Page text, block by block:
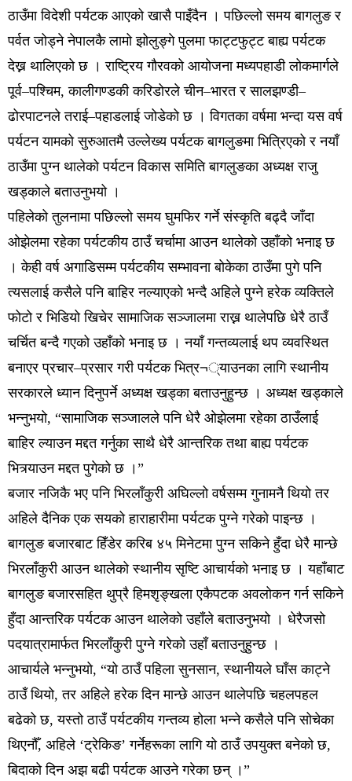
ठाउँमा विदेशी पर्यटक आएको खासै पाइँदैन । पछिल्लो समय बागलुङ र
पर्वत जोड्ने नेपालकै लामो झोलुङ्गे पुलमा फाट्टफुट्ट बाह्य पर्यटक
देख्न थालिएको छ । राष्ट्रिय गौरवको आयोजना मध्यपहाडी लोकमार्गले
पूर्व–पश्चिम, कालीगण्डकी करिडोरले चीन–भारत र सालझण्डी–
ढोरपाटनले तराई–पहाडलाई जोडेको छ । विगतका वर्षमा भन्दा यस वर्ष
पर्यटन यामको सुरुआतमै उल्लेख्य पर्यटक बागलुङमा भित्रिएको र नयाँ
ठाउँमा पुग्न थालेको पर्यटन विकास समिति बागलुङका अध्यक्ष राजु
खड्काले बताउनुभयो ।
पहिलेको तुलनामा पछिल्लो समय घुमफिर गर्ने संस्कृति बढ्दै जाँदा
ओझेलमा रहेका पर्यटकीय ठाउँ चर्चामा आउन थालेको उहाँको भनाइ छ
। केही वर्ष अगाडिसम्म पर्यटकीय सम्भावना बोकेका ठाउँमा पुगे पनि
त्यसलाई कसैले पनि बाहिर नल्याएको भन्दै अहिले पुग्ने हरेक व्यक्तिले
फोटो र भिडियो खिचेर सामाजिक सञ्जालमा राख्न थालेपछि धेरै ठाउँ
चर्चित बन्दै गएको उहाँको भनाइ छ । नयाँ गन्तव्यलाई थप व्यवस्थित
बनाएर प्रचार–प्रसार गरी पर्यटक भित्र¬्याउनका लागि स्थानीय
सरकारले ध्यान दिनुपर्ने अध्यक्ष खड्का बताउनुहुन्छ । अध्यक्ष खड्काले
भन्नुभयो, “सामाजिक सञ्जालले पनि धेरै ओझेलमा रहेका ठाउँलाई
बाहिर ल्याउन मद्दत गर्नुका साथै धेरै आन्तरिक तथा बाह्य पर्यटक
भित्र्याउन मद्दत पुगेको छ ।”
बजार नजिकै भए पनि भिरलाँकुरी अघिल्लो वर्षसम्म गुनामनै थियो तर
अहिले दैनिक एक सयको हाराहारीमा पर्यटक पुग्ने गरेको पाइन्छ ।
बागलुङ बजारबाट हिँडेर करिब ४५ मिनेटमा पुग्न सकिने हुँदा धेरै मान्छे
भिरलाँकुरी आउन थालेको स्थानीय सृष्टि आचार्यको भनाइ छ । यहाँबाट
बागलुङ बजारसहित थुप्रै हिमशृङ्खला एकैपटक अवलोकन गर्न सकिने
हुँदा आन्तरिक पर्यटक आउन थालेको उहाँले बताउनुभयो । धेरैजसो
पदयात्रामार्फत भिरलाँकुरी पुग्ने गरेको उहाँ बताउनुहुन्छ ।
आचार्यले भन्नुभयो, “यो ठाउँ पहिला सुनसान, स्थानीयले घाँस काट्ने
ठाउँ थियो, तर अहिले हरेक दिन मान्छे आउन थालेपछि चहलपहल
बढेको छ, यस्तो ठाउँ पर्यटकीय गन्तव्य होला भन्ने कसैले पनि सोचेका
थिएनौँ, अहिले ‘ट्रेकिङ’ गर्नेहरूका लागि यो ठाउँ उपयुक्त बनेको छ,
बिदाको दिन अझ बढी पर्यटक आउने गरेका छन् ।”